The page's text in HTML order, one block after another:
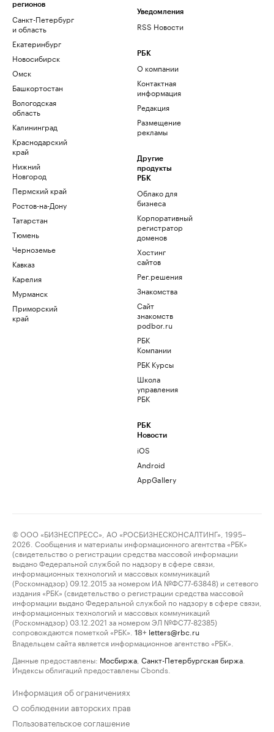
регионов
Санкт-Петербург
и область
Екатеринбург
Новосибирск
Омск
Башкортостан
Вологодская
область
Калининград
Краснодарский
край
Нижний
Новгород
Пермский край
Ростов-на-Дону
Татарстан
Тюмень
Черноземье
Кавказ
Карелия
Мурманск
Приморский
край
Уведомления
RSS Новости
РБК
О компании
Контактная
информация
Редакция
Размещение
рекламы
Другие
продукты
РБК
Облако для
бизнеса
Корпоративный
регистратор
доменов
Хостинг
сайтов
Рег.решения
Знакомства
Сайт
знакомств
podbor.ru
РБК
Компании
РБК Курсы
Школа
управления
РБК
РБК
Новости
iOS
Android
AppGallery
© ООО «БИЗНЕСПРЕСС», АО «РОСБИЗНЕСКОНСАЛТИНГ», 1995–
2026. Сообщения и материалы информационного агентства «РБК»
(свидетельство о регистрации средства массовой информации
выдано Федеральной службой по надзору в сфере связи,
информационных технологий и массовых коммуникаций
(Роскомнадзор) 09.12.2015 за номером ИА №ФС77-63848) и сетевого
издания «РБК» (свидетельство о регистрации средства массовой
информации выдано Федеральной службой по надзору в сфере связи,
информационных технологий и массовых коммуникаций
(Роскомнадзор) 03.12.2021 за номером ЭЛ №ФС77-82385)
сопровождаются пометкой «РБК».
18+ letters@rbc.ru
Владельцем сайта является информационное агентство «РБК».
Данные предоставлены: Мосбиржа Санкт-Петербургская биржа
Индексы облигаций предоставлены Cbonds.
Информация об ограничениях
О соблюдении авторских прав
Пользовательское соглашение